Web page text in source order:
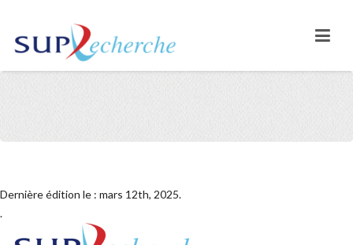
Dernière édition le : mars 12th, 2025.
.